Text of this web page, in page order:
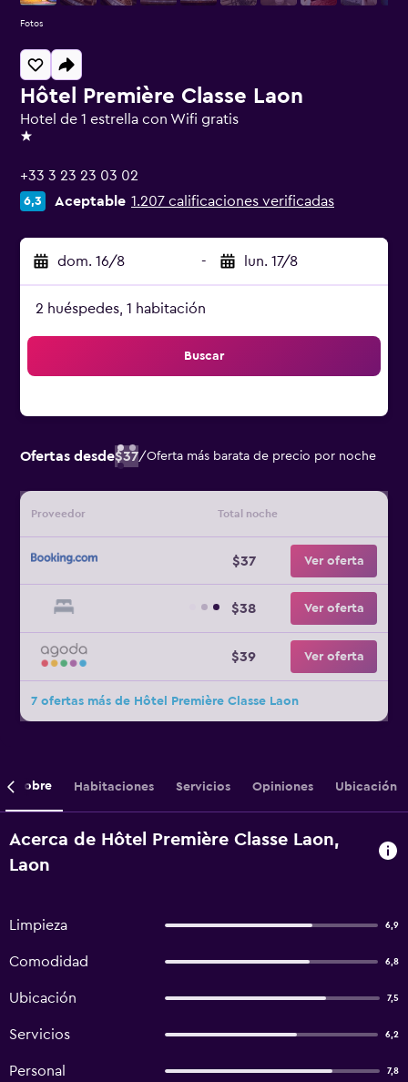
Hôtel Première Classe Laon
Hotel de 1 estrella con Wifi gratis
1 estrella
+33 3 23 23 03 02
6,3 Aceptable 1.207 calificaciones verificadas
dom. 16/8 - lun. 17/8
2 huéspedes, 1 habitación
Buscar
Ofertas desde$37/Oferta más barata de precio por noche
Proveedor Total noche
$37 Ver oferta
$38 Ver oferta
$39 Ver oferta
7 ofertas más de Hôtel Première Classe Laon
Fotos
Sobre Habitaciones Servicios Opiniones Ubicación
Acerca de Hôtel Première Classe Laon,
Laon
Limpieza 6,9
Comodidad 6,8
Ubicación 7,5
Servicios 6,2
Personal 7,8